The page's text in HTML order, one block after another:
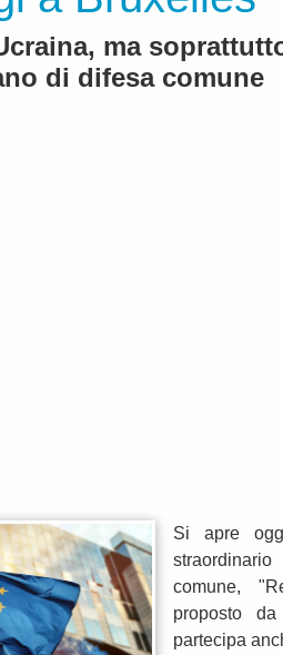
ma
di difesa comune
Si apre
comune,
proposto da
partecipa